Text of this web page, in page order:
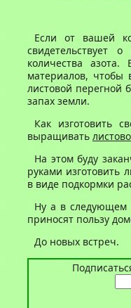
Если от вашей
свидетельствует
количества
материалов, чтобы
листовой перегной
запах земли.
Как изготовить
выращивать
На этом буду
руками изготовить
в виде подкормки
Ну а в следующем
приносят пользу
До новых встреч.